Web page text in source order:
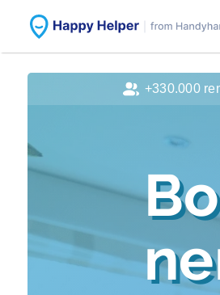
+330.000